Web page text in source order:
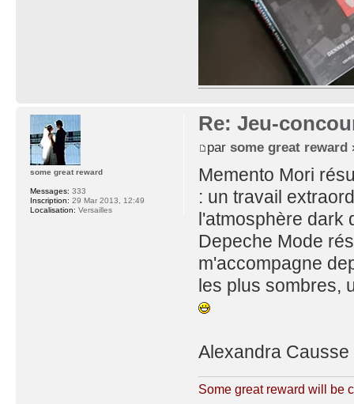
Re: Jeu-
par some great reward
Memento Mori
: un travail
l'atmosphère dark
Depeche Mode
m'accompagne
les plus sombres,
Alexandra Causse
Some great reward will be
some great reward
Messages: 333
Inscription: 29 Mar 2013, 12:49
Localisation: Versailles